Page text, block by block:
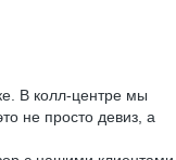
В колл-центре мы
не просто девиз, а